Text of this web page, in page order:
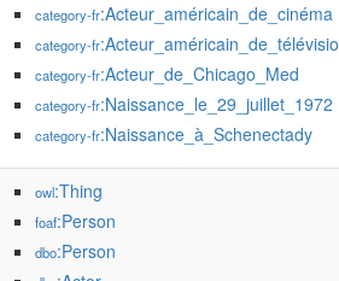
category-fr:Acteur_américain_de_cinéma
category-fr
category-fr:Acteur_de_Chicago_Med
category-fr:Naissance_le_29_juillet_1972
category-fr:Naissance_à_Schenectady
owl:Thing
foaf:Person
dbo:Person